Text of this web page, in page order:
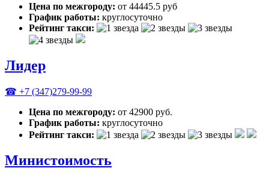
Цена по межгороду: от 44445.5 руб
График работы: круглосуточно
Рейтинг такси:
Лидер
☎ +7 (347)279-99-99
Цена по межгороду: от 42900 руб.
График работы: круглосуточно
Рейтинг такси:
Министоимость